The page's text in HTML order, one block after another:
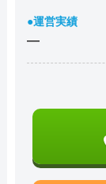
●運営実績
―